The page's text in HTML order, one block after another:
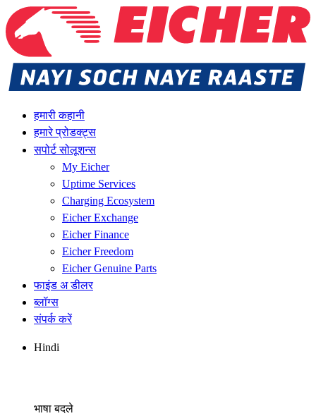
हमारी कहानी
हमारे प्रोडक्ट्स
सपोर्ट सोलूशन्स
My Eicher
Uptime Services
Charging Ecosystem
Eicher Exchange
Eicher Finance
Eicher Freedom
Eicher Genuine Parts
फाइंड अ डीलर
ब्लॉग्स
संपर्क करें
Hindi
भाषा बदले